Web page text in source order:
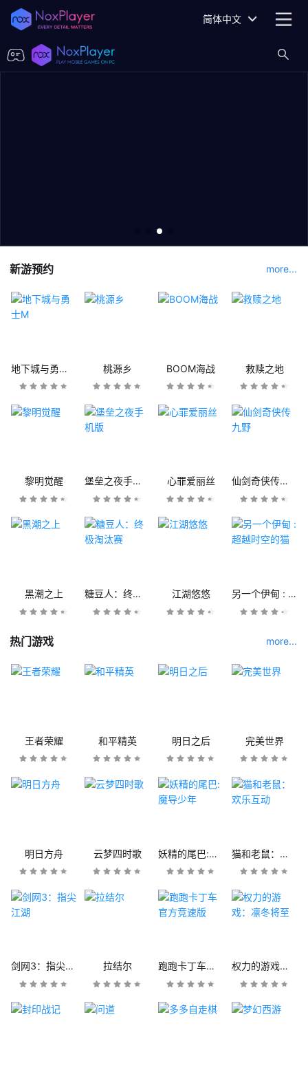
简体中文
新游预约 more...
地下城与勇士M 桃源乡 BOOM海战 救赎之地
黎明觉醒 堡垒之夜手机版 心罪爱丽丝 仙剑奇侠传九野
黑潮之上 糖豆人：终极淘汰赛 江湖悠悠 另一个伊甸 : 超越时空的猫
热门游戏 more...
王者荣耀 和平精英 明日之后 完美世界
明日方舟 云梦四时歌 妖精的尾巴:魔导少年 猫和老鼠：欢乐互动
剑网3：指尖江湖 拉结尔 跑跑卡丁车官方竞速版 权力的游戏：凛冬将至